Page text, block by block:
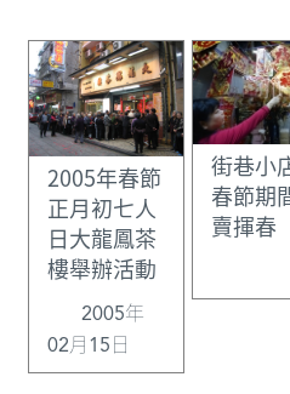
2005年春節
正月初七人
日大龍鳳茶
樓舉辦活動
2005年
02月15日
街巷小
春節期
賣揮春